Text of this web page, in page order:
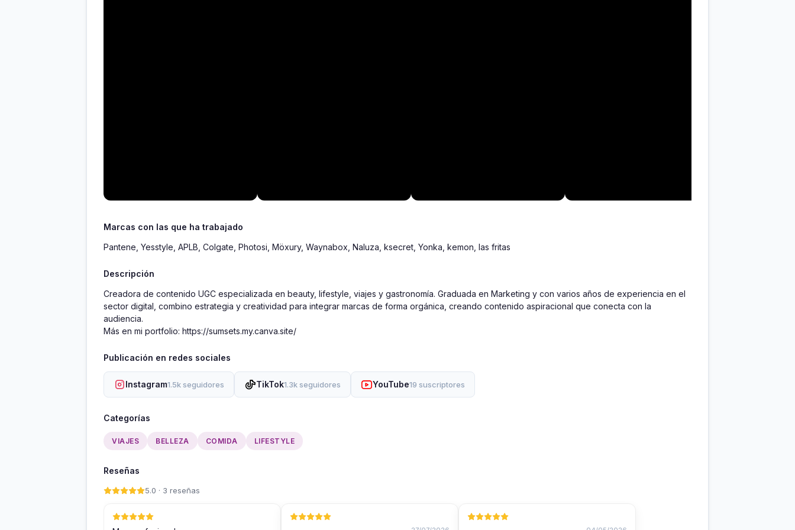
Marcas con las que ha trabajado
Pantene, Yesstyle, APLB, Colgate, Photosi, Möxury, Waynabox, Naluza, ksecret, Yonka, kemon, las fritas
Descripción
Creadora de contenido UGC especializada en beauty, lifestyle, viajes y gastronomía. Graduada en Marketing y con varios años de experiencia en el
sector digital, combino estrategia y creatividad para integrar marcas de forma orgánica, creando contenido aspiracional que conecta con la
audiencia.
Más en mi portfolio: https://sumsets.my.canva.site/
Publicación en redes sociales
Instagram1.5k seguidores TikTok1.3k seguidores YouTube19 suscriptores
Categorías
VIAJES BELLEZA COMIDA LIFESTYLE
Reseñas
5.0 · 3 reseñas